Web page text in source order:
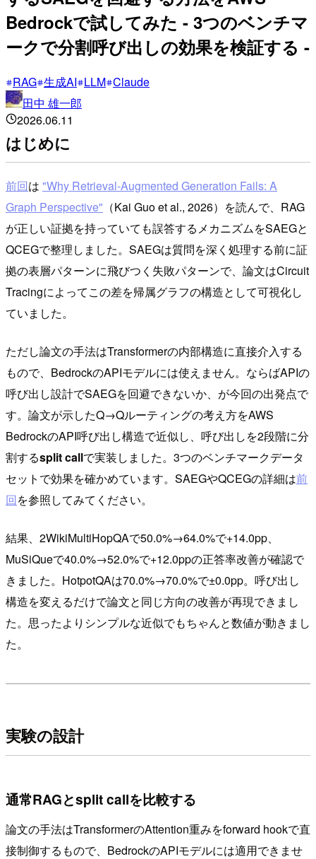
Bedrockで試してみた - 3つのベンチマ
ークで分割呼び出しの効果を検証する -
RAG 生成AI LLM Claude
田中 雄一郎
2026.06.11
はじめに
前回は "Why Retrieval-Augmented Generation Fails: A
Graph Perspective" （Kai Guo et al., 2026）を読んで、RAG
が正しい証拠を持っていても誤答するメカニズムをSAEGと
QCEGで整理しました。SAEGは質問を深く処理する前に証
拠の表層パターンに飛びつく失敗パターンで、論文はCircuit
Tracingによってこの差を帰属グラフの構造として可視化し
ていました。
ただし論文の手法はTransformerの内部構造に直接介入する
もので、BedrockのAPIモデルには使えません。ならばAPIの
呼び出し設計でSAEGを回避できないか、が今回の出発点で
す。論文が示したQ→Qルーティングの考え方をAWS
BedrockのAPI呼び出し構造で近似し、呼び出しを2段階に分
割するsplit callで実装しました。3つのベンチマークデータ
セットで効果を確かめています。SAEGやQCEGの詳細は前
回を参照してみてください。
結果、2WikiMultiHopQAで50.0%→64.0%で+14.0pp、
MuSiQueで40.0%→52.0%で+12.0ppの正答率改善が確認で
きました。HotpotQAは70.0%→70.0%で±0.0pp。呼び出し
構造を変えるだけで論文と同じ方向の改善が再現できまし
た。思ったよりシンプルな近似でもちゃんと数値が動きまし
た。
実験の設計
通常RAGとsplit callを比較する
論文の手法はTransformerのAttention重みをforward hookで直
接制御するもので、BedrockのAPIモデルには適用できませ